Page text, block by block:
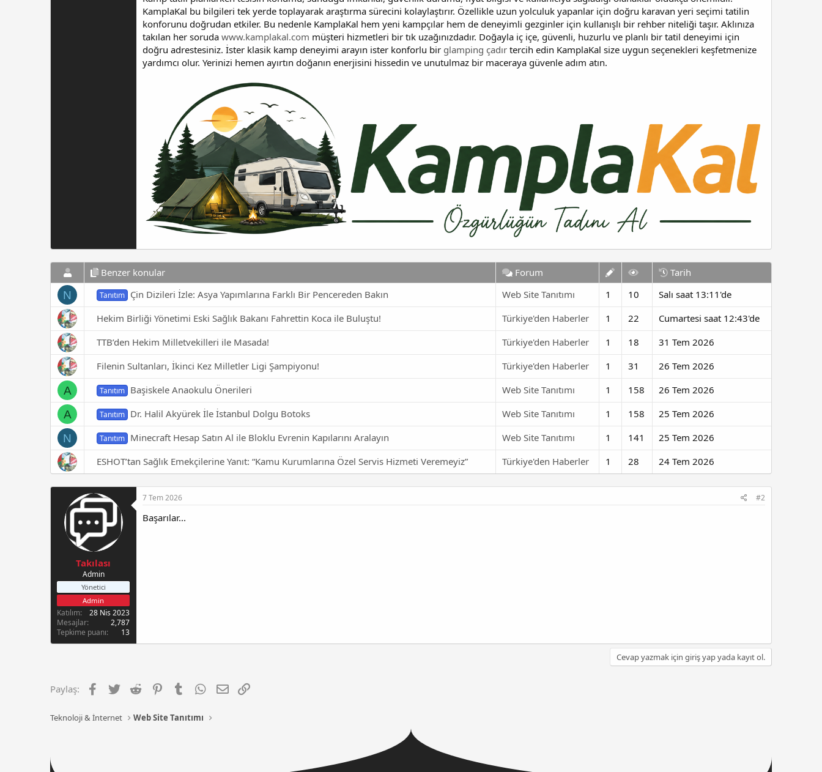
KamplaKal bu bilgileri tek yerde toplayarak araştırma sürecini kolaylaştırır. Özellikle uzun yolculuk yapanlar için doğru karavan yeri seçimi tatilin
konforunu doğrudan etkiler. Bu nedenle KamplaKal hem yeni kampçılar hem de deneyimli gezginler için kullanışlı bir rehber niteliği taşır. Aklınıza
takılan her soruda www.kamplakal.com müşteri hizmetleri bir tık uzağınızdadır. Doğayla iç içe, güvenli, huzurlu ve planlı bir tatil deneyimi için
doğru adrestesiniz. İster klasik kamp deneyimi arayın ister konforlu bir glamping çadır tercih edin KamplaKal size uygun seçenekleri keşfetmenize
yardımcı olur. Yerinizi hemen ayırtın doğanın enerjisini hissedin ve unutulmaz bir maceraya güvenle adım atın.
Benzer konular Forum Tarih
N Tanıtım Çin Dizileri İzle: Asya Yapımlarına Farklı Bir Pencereden Bakın Web Site Tanıtımı 1 10
Salı saat 13:11'de
Hekim Birliği Yönetimi Eski Sağlık Bakanı Fahrettin Koca ile Buluştu!
Türkiye'den Haberler 1 22
Cumartesi saat 12:43'de
TTB’den Hekim Milletvekilleri ile Masada!
Türkiye'den Haberler 1 18
31 Tem 2026
Filenin Sultanları, İkinci Kez Milletler Ligi Şampiyonu!
Türkiye'den Haberler 1 31 26 Tem 2026
A Tanıtım Başiskele Anaokulu Önerileri Web Site Tanıtımı 1 158 26 Tem 2026
A Tanıtım Dr. Halil Akyürek İle İstanbul Dolgu Botoks Web Site Tanıtımı 1 158 25 Tem 2026
N Tanıtım Minecraft Hesap Satın Al ile Bloklu Evrenin Kapılarını Aralayın Web Site Tanıtımı 1 141
25 Tem 2026
ESHOT’tan Sağlık Emekçilerine Yanıt: “Kamu Kurumlarına Özel Servis Hizmeti Veremeyiz”
Türkiye'den Haberler 1 28 24 Tem 2026
Takılası
Admin
Yönetici
Admin
Katılım
28 Nis 2023
Mesajlar
2,787
Tepkime puanı
13
7 Tem 2026 #2
Başarılar...
Cevap yazmak için giriş yap yada kayıt ol.
Paylaş: Facebook
Twitter Reddit PinterestTumblr WhatsApp
E-posta
Teknoloji & İnternet Web Site Tanıtımı